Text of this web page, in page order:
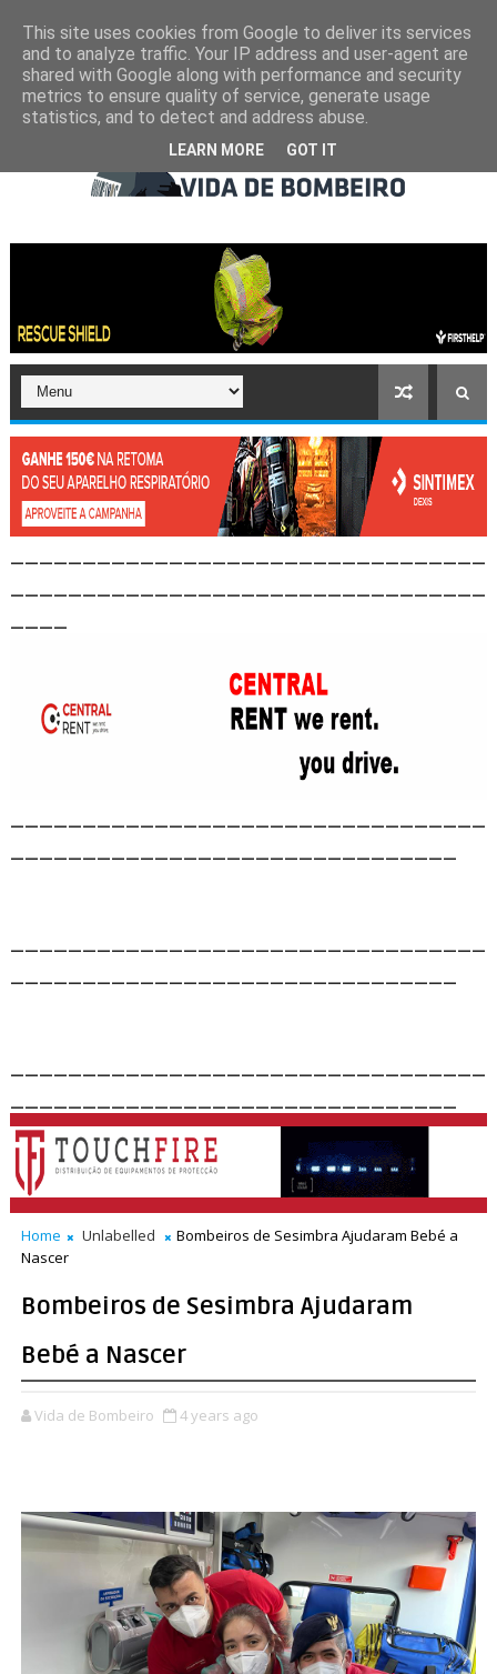
Home Unlabelled
Bombeiros de Sesimbra Ajudaram Bebé a
Nascer
Bombeiros de Sesimbra Ajudaram
Bebé a Nascer
Vida de Bombeiro 4 years ago
This site uses cookies from Google to deliver its services
and to analyze traffic. Your IP address and user-agent are
shared with Google along with performance and security
metrics to ensure quality of service, generate usage
statistics, and to detect and address abuse.
LEARN MORE GOT IT